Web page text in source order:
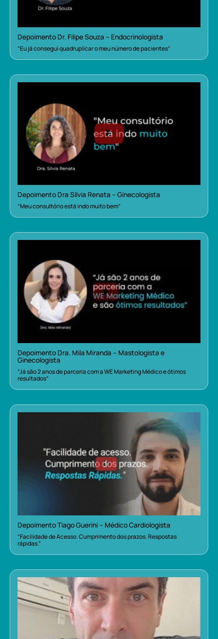
Depoimento Dr. Filipe Souza – Endocrinologista
“Eu já consegui quadruplicar o meu número de pacientes”
Depoimento Dra Sílvia Renata – Ginecologista
“Meu consultório está indo muito bem”
Depoimento Dra. Mila Miranda – Mastologista e
Ginecologista
“Já são 2 anos de parceria com a WE Marketing Médico e ótimos
resultados”
Depoimento Tiago Guerini – Médico Cardiologista
“Facilidade de Acesso. Cumprimento dos prazos. Respostas
rápidas.”